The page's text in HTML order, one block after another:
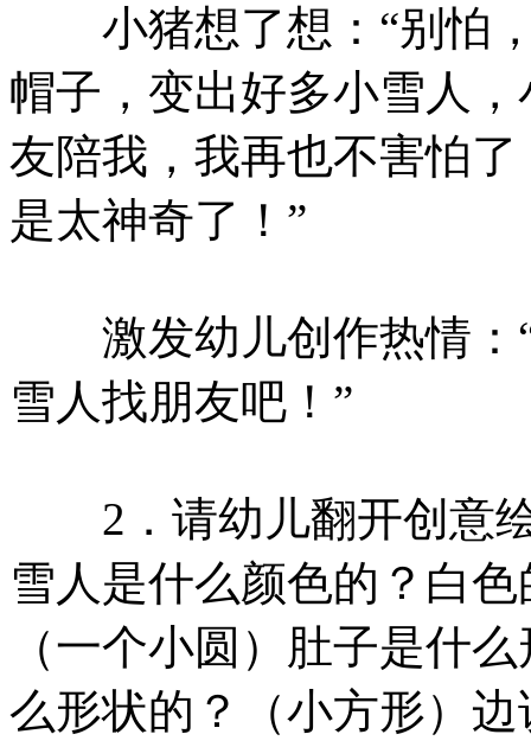
小猪想了想：“别怕，
帽子，变出好多小雪人
友陪我，我再也不害怕
是太神奇了！”
激发幼儿创作热情：“
雪人找朋友吧！”
2．请幼儿翻开创意绘
雪人是什么颜色的？白
（一个小圆）肚子是什
么形状的？（小方形）